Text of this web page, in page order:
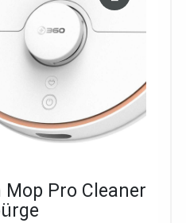
Pro Cleaner